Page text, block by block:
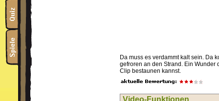
Da muss es verdammt kalt sein. Da
gefroren an den Strand. Ein Wunder
Clip bestaunen kannst.
Video-Funktionen